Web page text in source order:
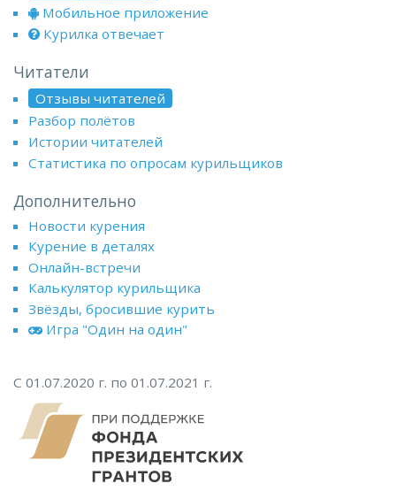
Мобильное приложение
Курилка отвечает
Читатели
Отзывы читателей
Разбор полётов
Истории читателей
Статистика по опросам курильщиков
Дополнительно
Новости курения
Курение в деталях
Онлайн-встречи
Калькулятор курильщика
Звёзды, бросившие курить
Игра "Один на один"
С 01.07.2020 г. по 01.07.2021 г.